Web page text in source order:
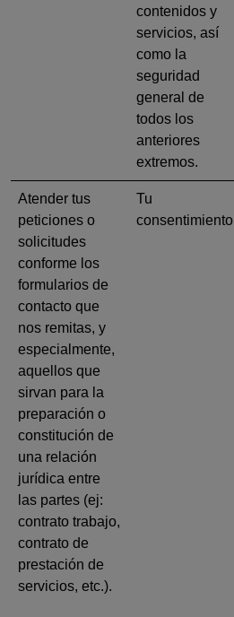
contenidos y
servicios, así
como la
seguridad
general de
todos los
anteriores
extremos.
Atender tus
peticiones o
solicitudes
conforme los
formularios de
contacto que
nos remitas, y
especialmente,
aquellos que
sirvan para la
preparación o
constitución de
una relación
jurídica entre
las partes (ej:
contrato trabajo,
contrato de
prestación de
servicios, etc.).
Tu
consentimiento